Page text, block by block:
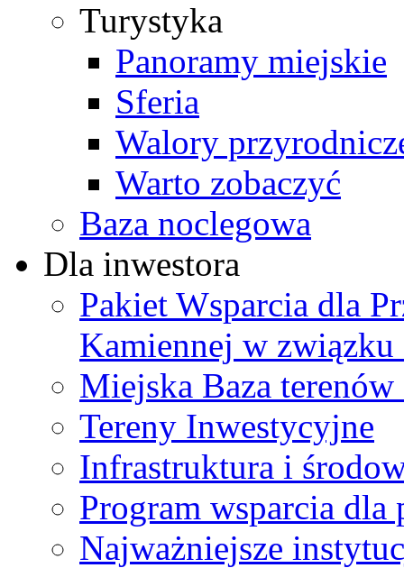
Turystyka
Panoramy miejskie
Sferia
Walory
Warto zobaczyć
Baza noclegowa
Dla inwestora
Pakiet Wsparcia dla
Kamiennej w
Miejska Baza
Tereny Inwestycyjne
Infrastruktura i
Program wsparcia
Najważniejsze